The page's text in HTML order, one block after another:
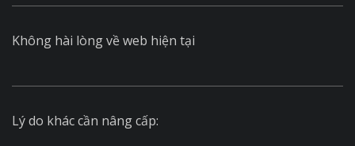
Không hài lòng về web hiện tại
Lý do khác cần nâng cấp: